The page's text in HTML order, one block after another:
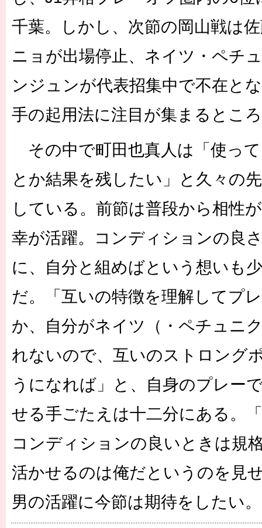
千葉。しかし、次節の岡山戦は
ニョが出場停止、ネイツ・ペチ
ンジュンが代表招集中で不在と
手の起用法に注目が集まるとこ
その中で町田也真人は「使っ
とか結果を残したい」と久々の
している。前節は普段から相性
幸が活躍。コンディションの良
に、自分と組めばという想いも
だ。「互いの特徴を理解してプ
か、自分がネイツ（・ペチュニ
れないので、互いのストロング
うになれば」と、自身のプレー
せる手ごたえは十二分にある。
コンディションの良いときは規
活かせるのは俺だというのを見
男の活躍に今節は期待をしたい。